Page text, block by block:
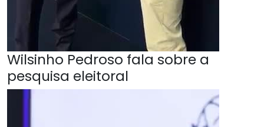
Wilsinho Pedroso fala sobre a
pesquisa eleitoral